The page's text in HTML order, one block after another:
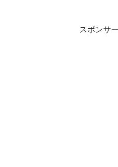
スポンサ